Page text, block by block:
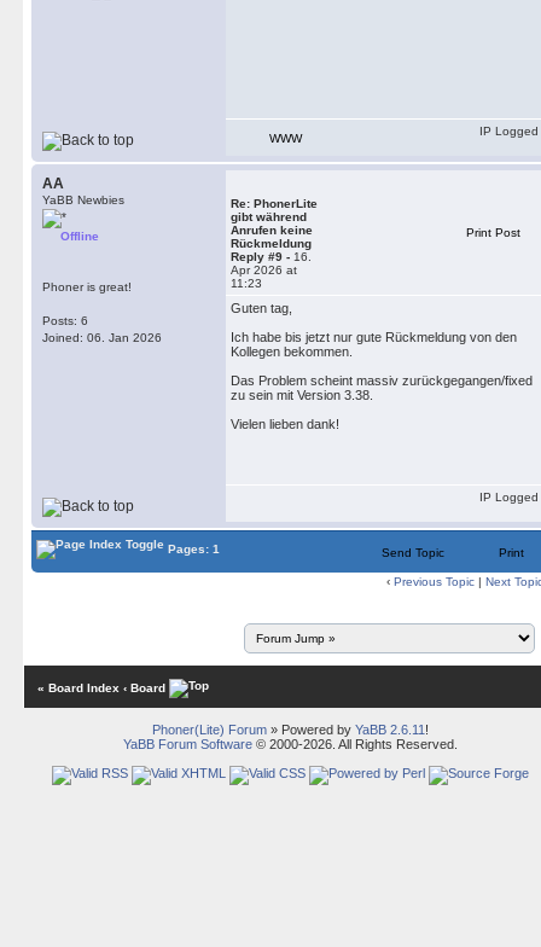
WWW
IP Logged
AA
YaBB Newbies
Offline
Phoner is great!
Posts: 6
Joined: 06. Jan 2026
Re: PhonerLite
gibt während
Anrufen keine
Rückmeldung
Reply #9 - 16.
Apr 2026 at
11:23
Print Post
Guten tag,
Ich habe bis jetzt nur gute Rückmeldung von den
Kollegen bekommen.
Das Problem scheint massiv zurückgegangen/fixed
zu sein mit Version 3.38.
Vielen lieben dank!
IP Logged
Pages: 1 Send Topic Print
‹ Previous Topic | Next
« Board Index ‹ Board
Phoner(Lite) Forum» Powered by YaBB 2.6.11 !
YaBB Forum Software© 2000-2026. All Rights Reserved.